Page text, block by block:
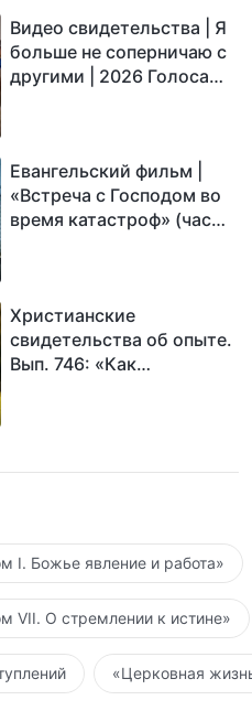
Видео свидетельства | Я
больше не соперничаю с
другими | 2026 Голоса
Евангельский фильм |
«Встреча с Господом во
время катастроф» (часть
спасение?
Христианские
свидетельства об опыте.
Вып. 746: «Как
I. Божье явление и работа»
VII. О стремлении к истине»
«Церковная